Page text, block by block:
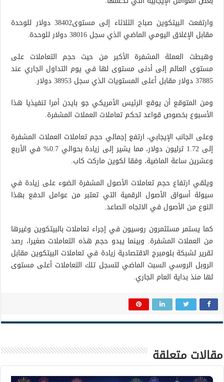
وارتفعت البيتكوين صباح الثلاثاء إلى مستوى38402 دولار للوحدة
مقابل الإغلاق اليومي الماضي الذي سجل 38016 دولار للوحدة.
وهبطت العملة المشفرة الأكبر من حيث حجم التعاملات على
مستوى العالم إلى أدنى مستوى لها في يوم التداول الجاري عند
37885 دولار مقابل أعلى المستويات الذي سجل 38953 دولار.
ومن المتوقع أن يوقع الرئيس الأمريكي جو بايدن أمرا تنفيذيا هذا
الأسبوع بخصوص قواعد تحكم تعاملات العملات المشفرة.
وعلى الجانب الإيجابي، ارتفع إجمالي حجم تعاملات العملات المشفرة
إلى 1.72 ترليون دولار، مما يشير إلى زيادة بحوالي 0.7% في الأربع
وعشرين ساعة الماضية، وفقا لكوين ماركت كاب.
ويلقي ارتفاع حجم تعاملات الأصول المشفرة الضوء على زيادة في
سيولة أسواق الأصول الرقمية التي تعتبر من عوامل الدفع بهذا
النوع من الأصول في الاتجاه الصاعد.
كما يستمر مستثمرون روسيون في إجراء تعاملات بالبيتكوين وغيرها
من العملات المشفرة. وبينما يبدو حجم هذه التعاملات صغيرا، رصد
تقرير لشبكة بلومبرج الاقتصادية زيادة في تعاملات البيتكوين مقابل
الروبل الروسي السبت الماضي لتسجل تلك التعاملات أعلى مستوى
لها منذ بداية العام الجاري.
مقالات متعلقة